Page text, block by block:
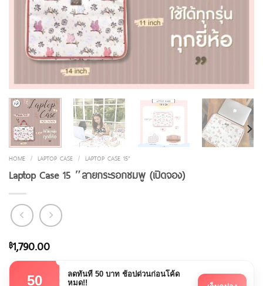
HOME / LAPTOP CASE / LAPTOP CASE 15"
Laptop Case 15 ″ลายกระรอกชมพู (เปิดจอง)
฿1,790.00
50
ลดทันที 50 บาท ช้อปด่วนก่อนโค้ด
หมด!!